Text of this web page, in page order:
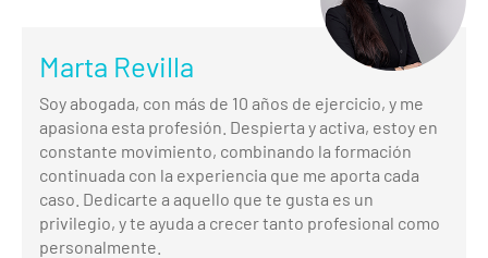
Marta Revilla
Soy abogada, con más de 10 años de ejercicio, y me
apasiona esta profesión. Despierta y activa, estoy en
constante movimiento, combinando la formación
continuada con la experiencia que me aporta cada
caso. Dedicarte a aquello que te gusta es un
privilegio, y te ayuda a crecer tanto profesional como
personalmente.